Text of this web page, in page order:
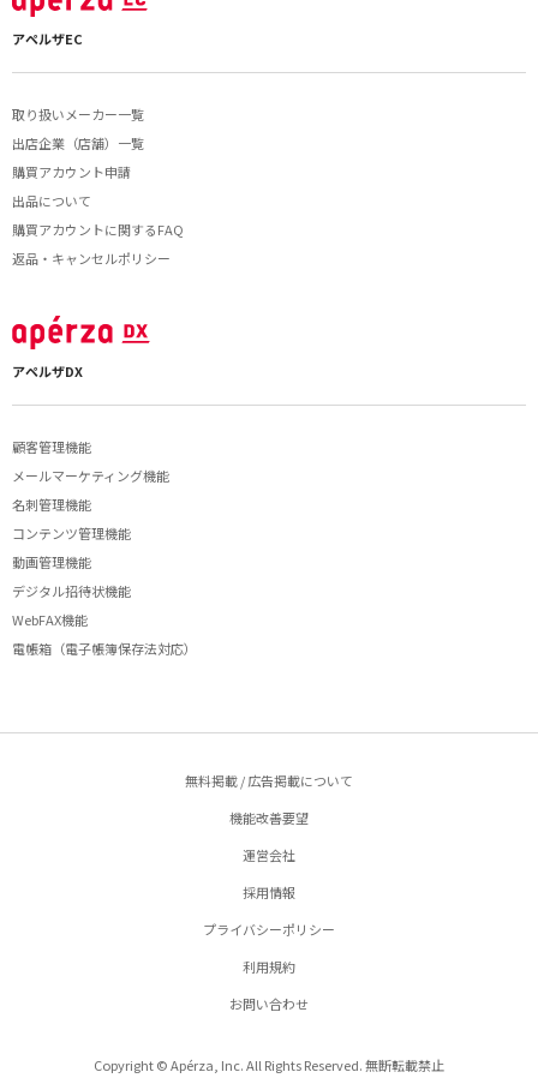
アペルザEC
取り扱いメーカー一覧
出店企業（店舗）一覧
購買アカウント申請
出品について
購買アカウントに関するFAQ
返品・キャンセルポリシー
アペルザDX
顧客管理機能
メールマーケティング機能
名刺管理機能
コンテンツ管理機能
動画管理機能
デジタル招待状機能
WebFAX機能
電帳箱（電子帳簿保存法対応）
無料掲載 / 広告掲載について
機能改善要望
運営会社
採用情報
プライバシーポリシー
利用規約
お問い合わせ
Copyright © Apérza, Inc. All Rights Reserved. 無断転載禁止